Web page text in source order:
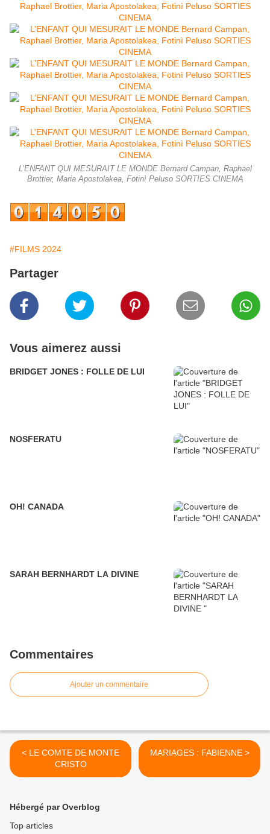
L’ENFANT QUI MESURAIT LE MONDE Bernard Campan, Raphael
Brottier, Maria Apostolakea, Fotinì Peluso SORTIES CINEMA
#FILMS 2024
Partager
Vous aimerez aussi
BRIDGET JONES : FOLLE DE LUI
NOSFERATU
OH! CANADA
SARAH BERNHARDT LA DIVINE
Commentaires
Ajouter un commentaire
< LE COMTE DE MONTE
CRISTO
MARIAGES : FABIENNE >
Hébergé par Overblog
Top articles